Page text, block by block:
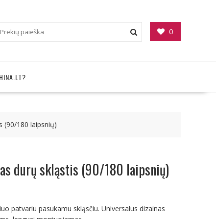
0
(90/180 laipsnių)
durų skląstis (90/180 laipsnių)
patvariu pasukamu skląsčiu. Universalus dizainas